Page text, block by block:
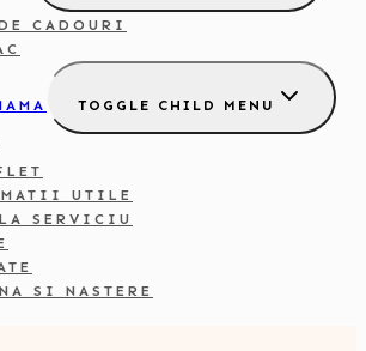
CADOURI
TOGGLE CHILD MENU
UTILE
SERVICIU
SI NASTERE